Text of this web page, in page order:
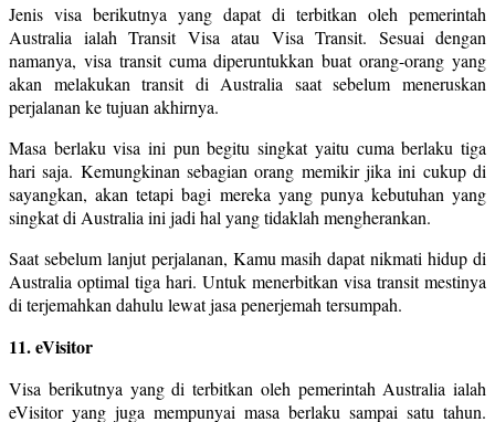
Jenis visa berikutnya yang dapat di terbitkan oleh pemerintah
Australia ialah Transit Visa atau Visa Transit. Sesuai dengan
namanya, visa transit cuma diperuntukkan buat orang-orang yang
akan melakukan transit di Australia saat sebelum meneruskan
perjalanan ke tujuan akhirnya.
Masa berlaku visa ini pun begitu singkat yaitu cuma berlaku tiga
hari saja. Kemungkinan sebagian orang memikir jika ini cukup di
sayangkan, akan tetapi bagi mereka yang punya kebutuhan yang
singkat di Australia ini jadi hal yang tidaklah mengherankan.
Saat sebelum lanjut perjalanan, Kamu masih dapat nikmati hidup di
Australia optimal tiga hari. Untuk menerbitkan visa transit mestinya
di terjemahkan dahulu lewat jasa penerjemah tersumpah.
11. eVisitor
Visa berikutnya yang di terbitkan oleh pemerintah Australia ialah
eVisitor yang juga mempunyai masa berlaku sampai satu tahun.